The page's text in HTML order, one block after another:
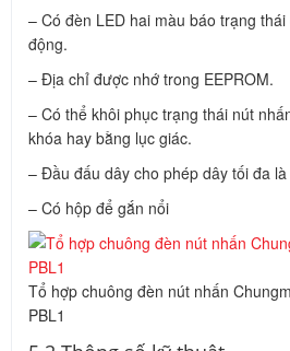
– Có đèn LED hai màu báo trạng
động.
– Địa chỉ được nhớ trong EEPROM.
– Có thể khôi phục trạng thái nút
khóa hay bằng lục giác.
– Đầu đấu dây cho phép dây tối đa là
– Có hộp để gắn nổi
Tổ hợp chuông đèn nút nhấn
PBL1